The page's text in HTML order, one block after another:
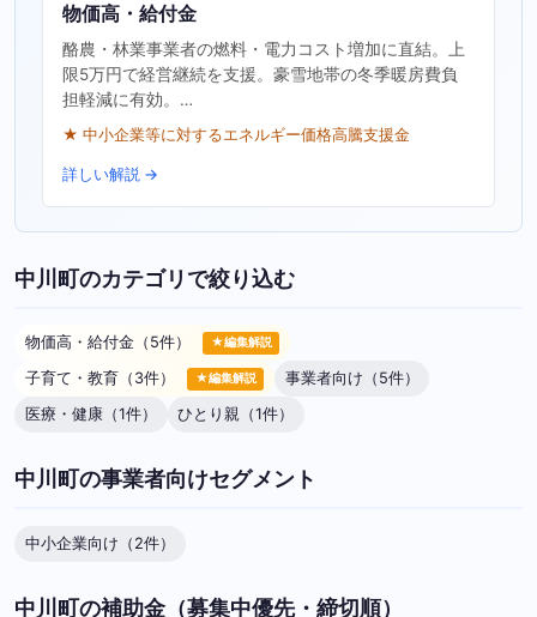
物価高・給付金
酪農・林業事業者の燃料・電力コスト増加に直結。上
限5万円で経営継続を支援。豪雪地帯の冬季暖房費負
担軽減に有効。…
★ 中小企業等に対するエネルギー価格高騰支援金
詳しい解説 →
中川町のカテゴリで絞り込む
物価高・給付金（5件） ★編集解説
子育て・教育（3件） ★編集解説
事業者向け（5件）
医療・健康（1件）
ひとり親（1件）
中川町の事業者向けセグメント
中小企業向け（2件）
中川町の補助金（募集中優先・締切順）